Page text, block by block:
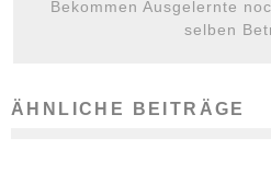
Bekommen Ausgelernte
selben
ÄHNLICHE BEITRÄGE